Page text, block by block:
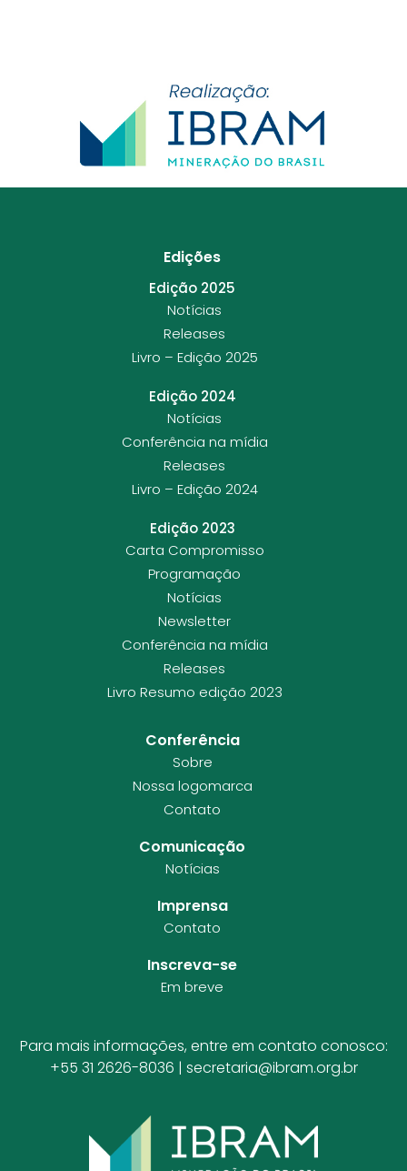
Edições
Edição 2025
Notícias
Releases
Livro – Edição 2025
Edição 2024
Notícias
Conferência na mídia
Releases
Livro – Edição 2024
Edição 2023
Carta Compromisso
Programação
Notícias
Newsletter
Conferência na mídia
Releases
Livro Resumo edição 2023
Conferência
Sobre
Nossa logomarca
Contato
Comunicação
Notícias
Imprensa
Contato
Inscreva-se
Em breve
Para mais informações, entre em contato conosco:
+55 31 2626-8036 | secretaria@ibram.org.br